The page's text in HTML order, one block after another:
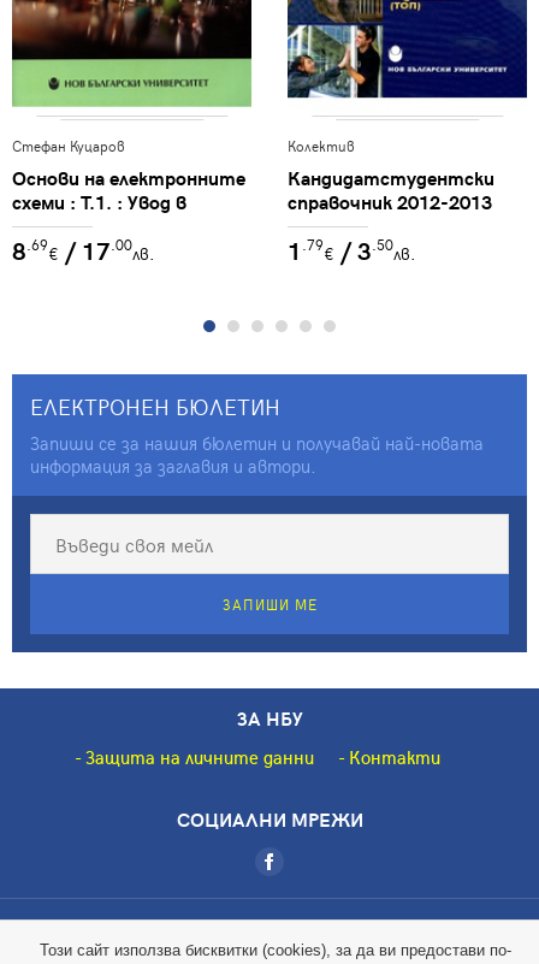
Стефан Куцаров
Основи на електронните
схеми : Т.1. : Увод в
електрониката
8.69€ / 17.00лв.
Колектив
Кандидатстудентски
справочник 2012-2013
1 .79€ / 3.50лв.
ЕЛЕКТРОНЕН БЮЛЕТИН
Запиши се за нашия бюлетин и получавай най-новата
информация за заглавия и автори.
ЗАПИШИ МЕ
ЗА НБУ
Защита на личните данни Контакти
СОЦИАЛНИ МРЕЖИ
Този сайт използва бисквитки (cookies), за да ви предостави по-